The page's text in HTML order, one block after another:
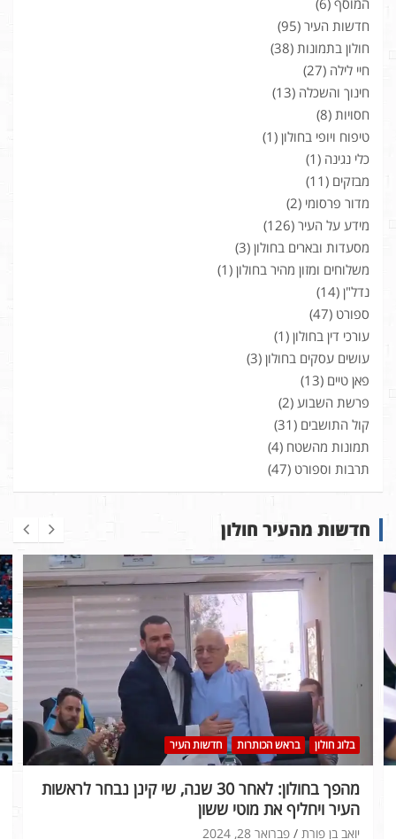
המוסף (6)
חדשות העיר (95)
חולון בתמונות (38)
חיי לילה (27)
חינוך והשכלה (13)
חסויות (8)
טיפוח ויופי בחולון (1)
כלי נגינה (1)
מבזקים (11)
מדור פרסומי (2)
מידע על העיר (126)
מסעדות ובארים בחולון (3)
משלוחים ומזון מהיר בחולון (1)
נדל"ן (14)
ספורט (47)
עורכי דין בחולון (1)
עושים עסקים בחולון (3)
פאן טיים (13)
פרשת השבוע (2)
קול התושבים (31)
תמונות מהשטח (4)
תרבות וספורט (47)
חדשות מהעיר חולון
בלוג חולון בראש הכותרות חדשות העיר
מהפך בחולון: לאחר 30 שנה, שי קינן נבחר לראשות
העיר ויחליף את מוטי ששון
פברואר 28, 2024 יואב בן פורת